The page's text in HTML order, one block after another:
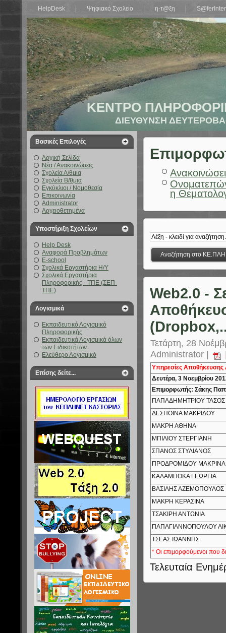
HelpDesk Ψηφιακό Σχολείο η-τ@ξη
ΚΕΝΤΡΟ
ΔΙΕΥΘΥΝΣΗ
Βασικές Επιλογές
Αρχική Σελίδα
Νέα / Ανακοινώσεις
Σχολεία Α/θμια
Σχολεία Β/θμια
Εγκύκλιοι / Νομοθεσία
Επικοινωνία
Administrator
Αρχειοθετημένα
Υποστήριξη Σχολείων
Help Desk
Αναφορά Προβλημάτων
E-school
Σχολικά Εργαστήρια Η/Υ
Σχολικά Εργαστήρια
Πληροφορικής - ΤΠΕ (ΣΕΠ-
ΤΠΕ)
Λογισμικά
Εκπαιδευτικό Λογισμικό
Πληροφορικής
Εκπαιδευτικά Λογισμικά όλων
των Ειδικοτήτων
Ελεύθερο Λογισμικό
Επίσης δείτε...
η
Web2.0 -
Τετάρτη, 28
Administrator |
Υπηρεσίες Αποθήκευσης
Δευτέρα, 3 Νοεμβρίου
Επιμορφωτής: Σάκης
ΠΑΠΑΔΗΜΗΤΡΙΟΥ ΤΑΣΟΣ
ΔΕΣΠΟΙΝΑ ΜΑΚΡΙΔΟΥ
ΜΑΚΡΗ ΑΘΗΝΑ
ΜΠΙΛΙΟΥ ΣΤΕΡΓΙΑΝΗ
ΣΠΑΝΟΣ ΣΤΥΛΙΑΝΟΣ
ΠΡΟΔΡΟΜΙΔΟΥ ΜΑΚΡΙΝΑ
ΚΑΛΑΜΠΟΚΑ ΓΕΩΡΓΙΑ
ΒΑΣΙΛΗΣ ΑΖΕΜΟΠΟΥΛΟΣ
ΜΑΚΡΗ ΚΕΡΑΣΙΝΑ
ΤΣΑΚΙΡΗ ΑΝΤΩΝΙΑ
ΠΑΠΑΓΙΑΝΝΟΠΟΥΛΟΥ
ΤΣΕΑΣ ΙΩΑΝΝΗΣ
* Οι επιμορφούμενοι που
Τελευταία